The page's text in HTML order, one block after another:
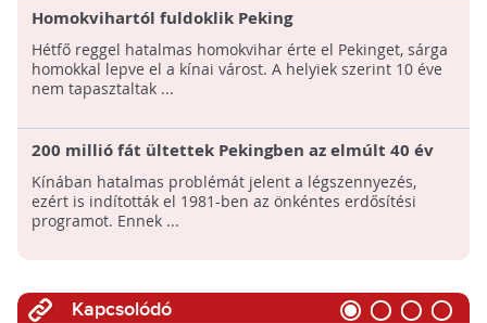
Homokvihartól fuldoklik Peking
Hétfő reggel hatalmas homokvihar érte el Pekinget, sárga
homokkal lepve el a kínai várost. A helyiek szerint 10 éve
nem tapasztaltak ...
200 millió fát ültettek Pekingben az elmúlt 40 év
alatt
Kínában hatalmas problémát jelent a légszennyezés,
ezért is indították el 1981-ben az önkéntes erdősítési
programot. Ennek ...
Kapcsolódó